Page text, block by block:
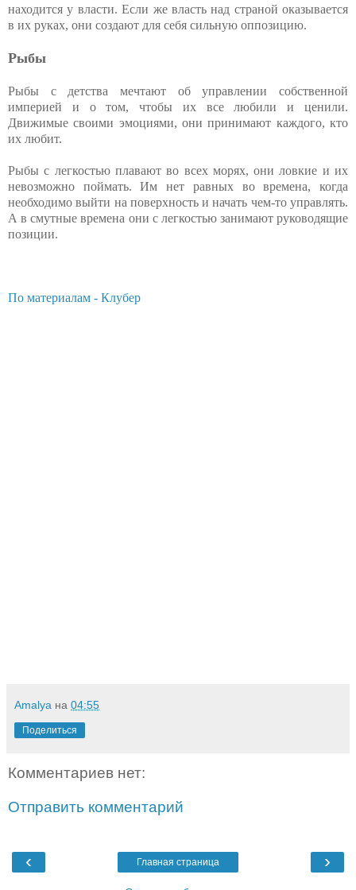
находится у власти. Если же власть над страной оказывается
в их руках, они создают для себя сильную оппозицию.
Рыбы
Рыбы с детства мечтают об управлении собственной
империей и о том, чтобы их все любили и ценили.
Движимые своими эмоциями, они принимают каждого, кто
их любит.
Рыбы с легкостью плавают во всех морях, они ловкие и их
невозможно поймать. Им нет равных во времена, когда
необходимо выйти на поверхность и начать чем-то управлять.
А в смутные времена они с легкостью занимают руководящие
позиции.
По материалам - Клубер
Amalya на 04:55
Поделиться
Комментариев нет:
Отправить комментарий
‹ ›
Главная страница